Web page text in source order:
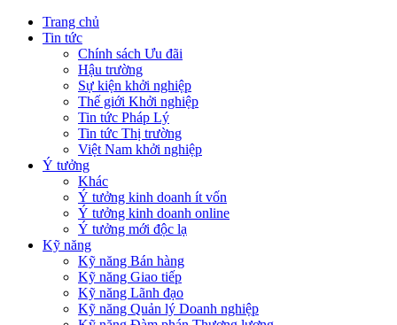
Trang chủ
Tin tức
Chính sách Ưu đãi
Hậu trường
Sự kiện khởi nghiệp
Thế giới Khởi nghiệp
Tin tức Pháp Lý
Tin tức Thị trường
Việt Nam khởi nghiệp
Ý tưởng
Khác
Ý tưởng kinh doanh ít vốn
Ý tưởng kinh doanh online
Ý tưởng mới độc lạ
Kỹ năng
Kỹ năng Bán hàng
Kỹ năng Giao tiếp
Kỹ năng Lãnh đạo
Kỹ năng Quản lý Doanh nghiệp